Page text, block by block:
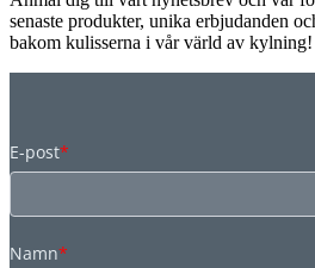
senaste produkter, unika erbjudanden
bakom kulisserna i vår värld av kylning!
E-post*
Namn*